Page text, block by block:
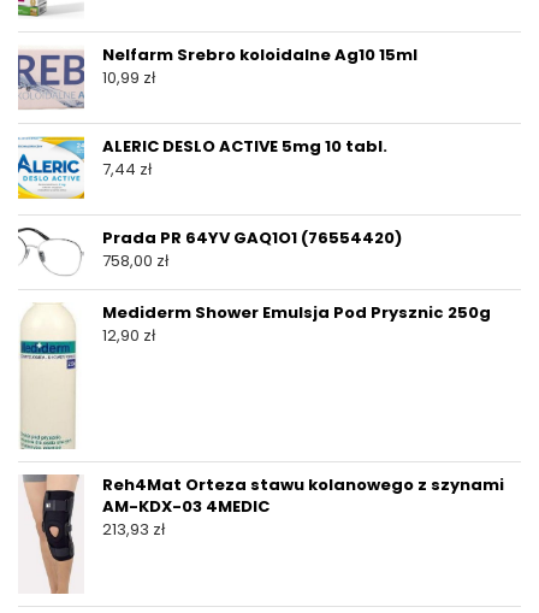
Nelfarm Srebro koloidalne Ag10 15ml
10,99 zł
ALERIC DESLO ACTIVE 5mg 10 tabl.
7,44 zł
Prada PR 64YV GAQ1O1 (76554420)
758,00 zł
Mediderm Shower Emulsja Pod Prysznic 250g
12,90 zł
Reh4Mat Orteza stawu kolanowego z szynami
AM-KDX-03 4MEDIC
213,93 zł